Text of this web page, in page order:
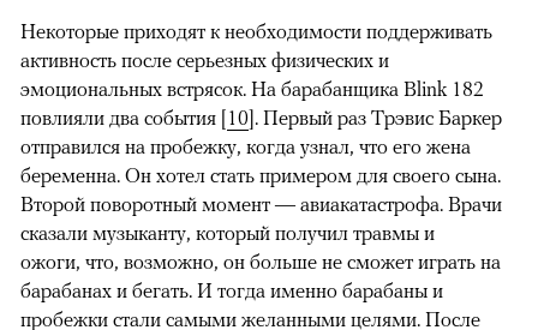
Некоторые приходят к необходимости поддерживать
активность после серьезных физических и
эмоциональных встрясок. На барабанщика Blink 182
повлияли два события [10]. Первый раз Трэвис Баркер
отправился на пробежку, когда узнал, что его жена
беременна. Он хотел стать примером для своего сына.
Второй поворотный момент — авиакатастрофа. Врачи
сказали музыканту, который получил травмы и
ожоги, что, возможно, он больше не сможет играть на
барабанах и бегать. И тогда именно барабаны и
пробежки стали самыми желанными целями. После